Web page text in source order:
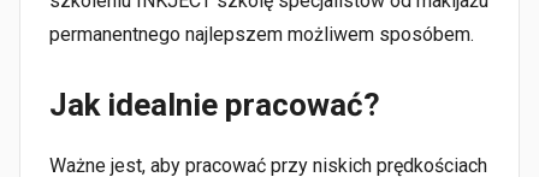
permanentnego najlepszem możliwem sposóbem.
Jak idealnie pracować?
Ważne jest, aby pracować przy niskich prędkościach